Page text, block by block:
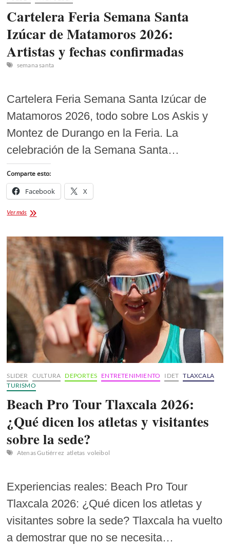
Cartelera Feria Semana Santa
Izúcar de Matamoros 2026:
Artistas y fechas confirmadas
semana santa
Cartelera Feria Semana Santa Izúcar de
Matamoros 2026, todo sobre Los Askis y
Montez de Durango en la Feria. La
celebración de la Semana Santa…
Comparte esto:
Facebook X
Ver másCartelera
Santa
Izúcar
de
Matamoros
2026:
Artistas
y
fechas
confirmadas
SLIDER CULTURA DEPORTES ENTRETENIMIENTO IDET TLAXCALA
TURISMO
Beach Pro Tour Tlaxcala 2026:
¿Qué dicen los atletas y visitantes
sobre la sede?
Atenas Gutiérrez atletas voleibol
Experiencias reales: Beach Pro Tour
Tlaxcala 2026: ¿Qué dicen los atletas y
visitantes sobre la sede? Tlaxcala ha vuelto
a demostrar que no se necesita…